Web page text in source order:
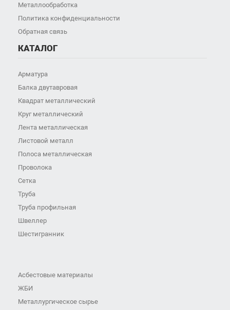
Металлообработка
Политика конфиденциальности
Обратная связь
КАТАЛОГ
Арматура
Балка двутавровая
Квадрат металлический
Круг металлический
Лента металлическая
Листовой металл
Полоса металлическая
Проволока
Сетка
Труба
Труба профильная
Швеллер
Шестигранник
Асбестовые материалы
ЖБИ
Металлургическое сырье